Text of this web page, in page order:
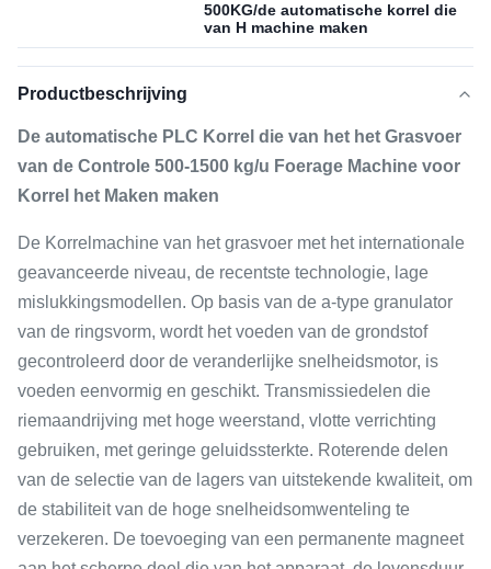
500KG/de automatische korrel die
van H machine maken
Productbeschrijving
De automatische PLC Korrel die van het het Grasvoer
van de Controle 500-1500 kg/u Foerage Machine voor
Korrel het Maken maken
De Korrelmachine van het grasvoer met het internationale
geavanceerde niveau, de recentste technologie, lage
mislukkingsmodellen. Op basis van de a-type granulator
van de ringsvorm, wordt het voeden van de grondstof
gecontroleerd door de veranderlijke snelheidsmotor, is
voeden eenvormig en geschikt. Transmissiedelen die
riemaandrijving met hoge weerstand, vlotte verrichting
gebruiken, met geringe geluidssterkte. Roterende delen
van de selectie van de lagers van uitstekende kwaliteit, om
de stabiliteit van de hoge snelheidsomwenteling te
verzekeren. De toevoeging van een permanente magneet